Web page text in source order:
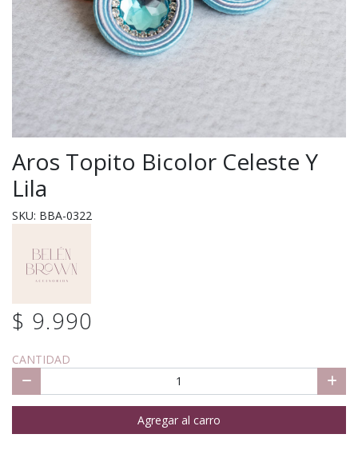
Aros Topito Bicolor Celeste Y
Lila
SKU: BBA-0322
$ 9.990
CANTIDAD
Agregar al carro